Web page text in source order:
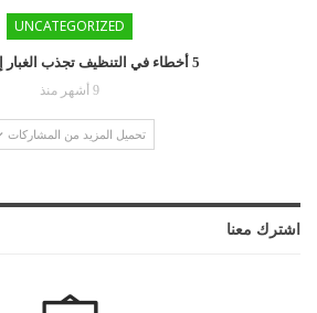
UNCATEGORIZED
5 أخطاء في التنظيف تجذب الغبار إلى المنزل
9 أشهر منذ
تحميل المزيد من المشاركات
اشترك معنا